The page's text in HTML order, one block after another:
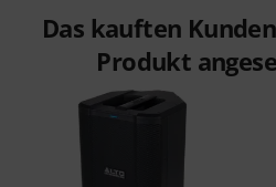
Das kauften
Produkt